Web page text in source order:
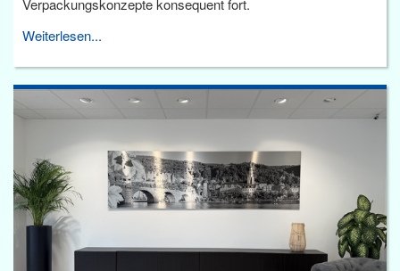
Verpackungskonzepte konsequent fort.
Weiterlesen...